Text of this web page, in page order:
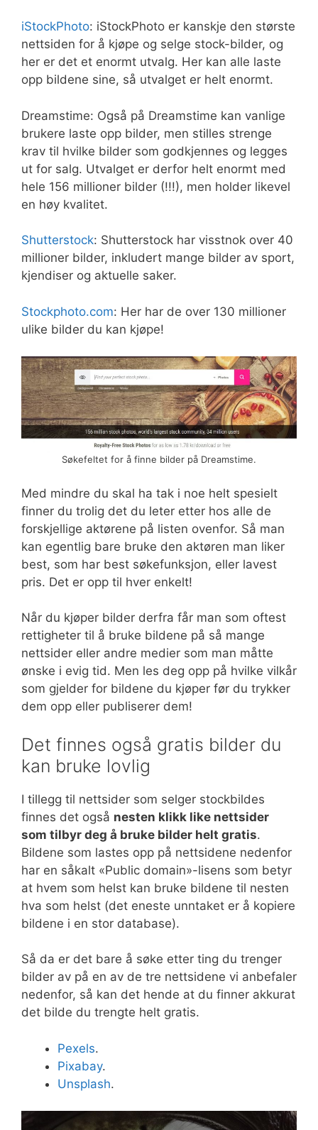
iStockPhoto: iStockPhoto er kanskje den største
nettsiden for å kjøpe og selge stock-bilder, og
her er det et enormt utvalg. Her kan alle laste
opp bildene sine, så utvalget er helt enormt.
Dreamstime: Også på Dreamstime kan vanlige
brukere laste opp bilder, men stilles strenge
krav til hvilke bilder som godkjennes og legges
ut for salg. Utvalget er derfor helt enormt med
hele 156 millioner bilder (!!!), men holder likevel
en høy kvalitet.
Shutterstock: Shutterstock har visstnok over 40
millioner bilder, inkludert mange bilder av sport,
kjendiser og aktuelle saker.
Stockphoto.com: Her har de over 130 millioner
ulike bilder du kan kjøpe!
Søkefeltet for å finne bilder på Dreamstime.
Med mindre du skal ha tak i noe helt spesielt
finner du trolig det du leter etter hos alle de
forskjellige aktørene på listen ovenfor. Så man
kan egentlig bare bruke den aktøren man liker
best, som har best søkefunksjon, eller lavest
pris. Det er opp til hver enkelt!
Når du kjøper bilder derfra får man som oftest
rettigheter til å bruke bildene på så mange
nettsider eller andre medier som man måtte
ønske i evig tid. Men les deg opp på hvilke vilkår
som gjelder for bildene du kjøper før du trykker
dem opp eller publiserer dem!
Det finnes også gratis bilder du
kan bruke lovlig
I tillegg til nettsider som selger stockbildes
finnes det også nesten klikk like nettsider
som tilbyr deg å bruke bilder helt gratis.
Bildene som lastes opp på nettsidene nedenfor
har en såkalt «Public domain»-lisens som betyr
at hvem som helst kan bruke bildene til nesten
hva som helst (det eneste unntaket er å kopiere
bildene i en stor database).
Så da er det bare å søke etter ting du trenger
bilder av på en av de tre nettsidene vi anbefaler
nedenfor, så kan det hende at du finner akkurat
det bilde du trengte helt gratis.
Pexels.
Pixabay.
Unsplash.